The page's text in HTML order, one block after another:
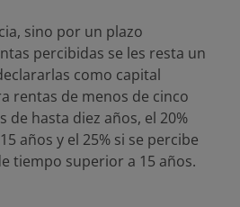
sino por un plazo
percibidas se les resta un
como capital
rentas de menos de cinco
de hasta diez años, el 20%
años y el 25% si se percibe
tiempo superior a 15 años.